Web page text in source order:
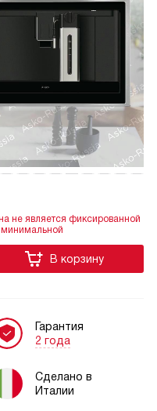
не является фиксированной
В корзину
Гарантия
2 года
Сделано в
Италии